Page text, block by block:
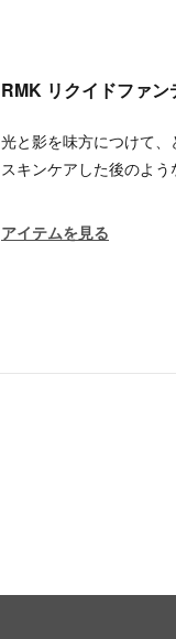
RMK リクイドファ
光と影を味方につけて、
スキンケアした後のよ
アイテムを見る